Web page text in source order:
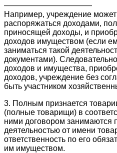
———————————
Например, учреждение может
распоряжаться доходами,
приносящей доходы, и
доходов имуществом (если
заниматься такой
документами).
доходов и имущества,
доходов, учреждение без
быть участником
3. Полным признается
(полные товарищи) в
ними договором занимаются
деятельностью от имени
ответственность по его
им имуществом.